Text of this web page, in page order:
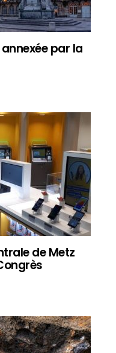
par la
de Metz